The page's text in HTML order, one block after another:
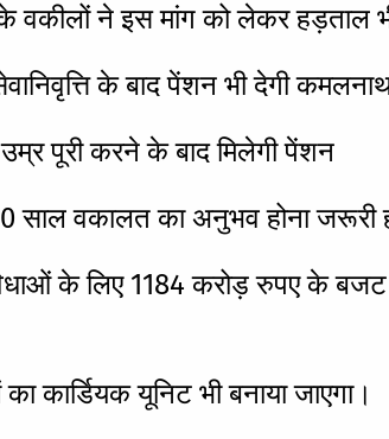
वकीलों ने इस मांग को लेकर हड़ताल
के बाद पेंशन भी देगी
पूरी करने के बाद मिलेगी पेंशन
साल वकालत का अनुभव होना जरूरी
के लिए 1184 करोड़ रुपए के
कार्डियक यूनिट भी बनाया जाएगा।